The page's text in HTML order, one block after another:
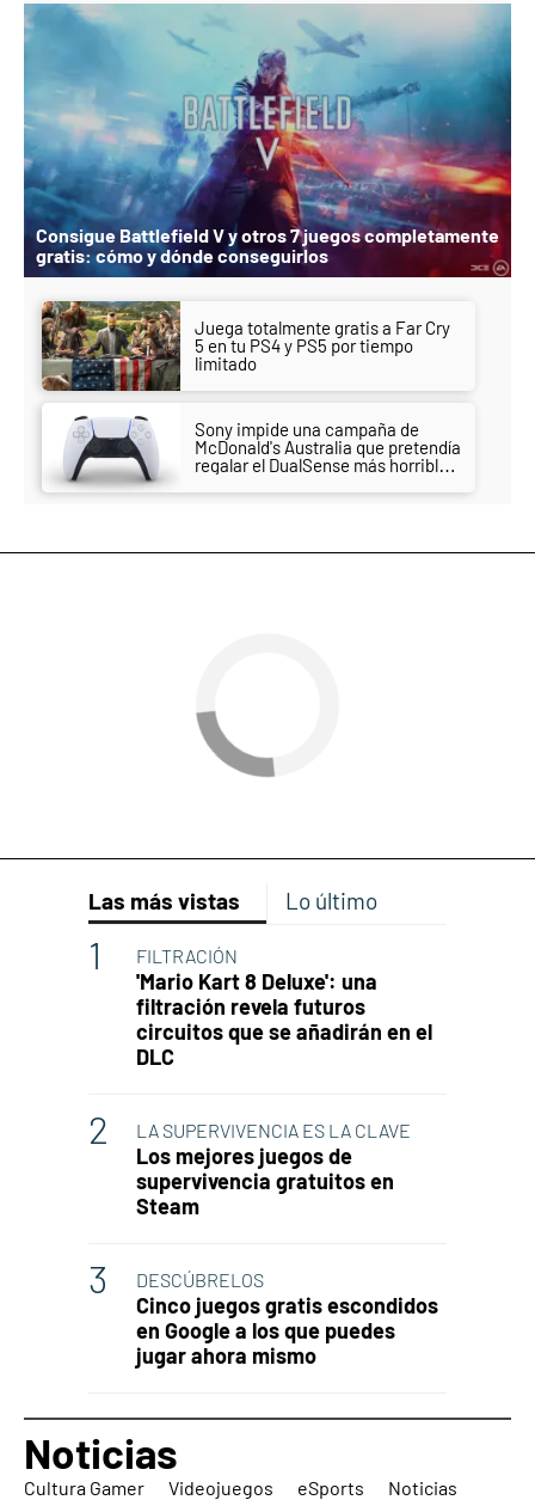
Consigue Battlefield V y otros 7 juegos completamente
gratis: cómo y dónde conseguirlos
Juega totalmente gratis a Far Cry
5 en tu PS4 y PS5 por tiempo
limitado
Sony impide una campaña de
McDonald's Australia que pretendía
regalar el DualSense más horrible
Las más vistas Lo último
FILTRACIÓN
'Mario Kart 8 Deluxe': una
filtración revela futuros
circuitos que se añadirán en el
DLC
LA SUPERVIVENCIA ES LA CLAVE
Los mejores juegos de
supervivencia gratuitos en
Steam
DESCÚBRELOS
Cinco juegos gratis escondidos
en Google a los que puedes
jugar ahora mismo
Noticias
Cultura Gamer Videojuegos eSports
Noticias